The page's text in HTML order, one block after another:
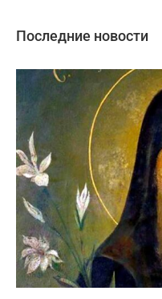
Последние новости